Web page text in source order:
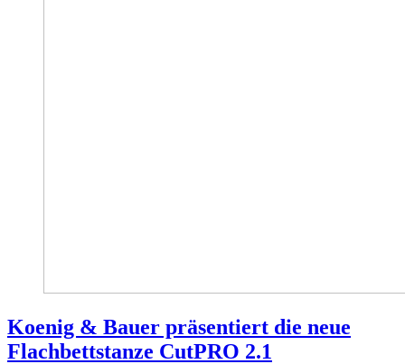
Koenig & Bauer präsentiert die neue
Flachbettstanze CutPRO 2.1